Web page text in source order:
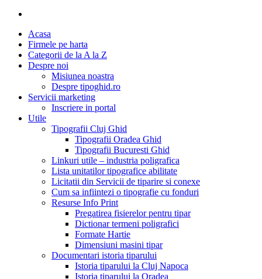
Acasa
Firmele pe harta
Categorii de la A la Z
Despre noi
Misiunea noastra
Despre tipoghid.ro
Servicii marketing
Inscriere in portal
Utile
Tipografii Cluj Ghid
Tipografii Oradea Ghid
Tipografii Bucuresti Ghid
Linkuri utile – industria poligrafica
Lista unitatilor tipografice abilitate
Licitatii din Servicii de tiparire si conexe
Cum sa infiintezi o tipografie cu fonduri
Resurse Info Print
Pregatirea fisierelor pentru tipar
Dictionar termeni poligrafici
Formate Hartie
Dimensiuni masini tipar
Documentari istoria tiparului
Istoria tiparului la Cluj Napoca
Istoria tiparului la Oradea